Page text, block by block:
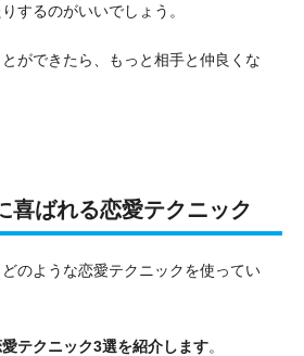
するのがいいでしょう。
ができたら、もっと相手と仲良くな
喜ばれる恋愛テクニック
のような恋愛テクニックを使ってい
テクニック3選を紹介します。